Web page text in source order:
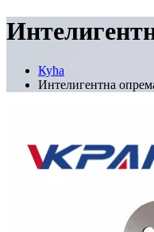
Кућа
Интелигентна